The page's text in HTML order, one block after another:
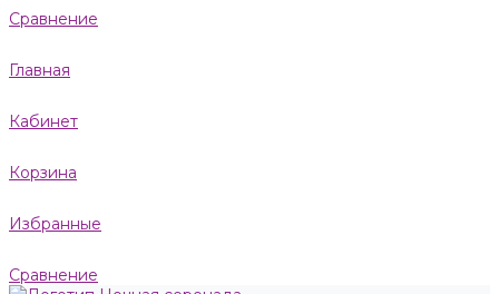
Сравнение
Главная
Кабинет
Корзина
Избранные
Сравнение